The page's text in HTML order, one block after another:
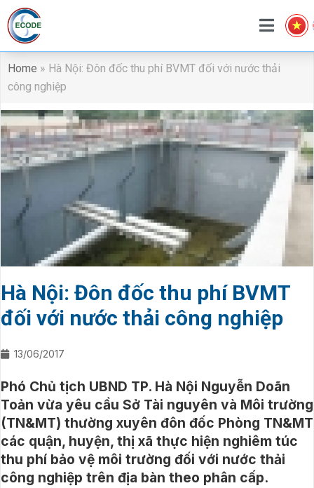
Home » Hà Nội: Đôn đốc thu phí BVMT đối với nước thải
công nghiệp
Hà Nội: Đôn đốc thu phí BVMT
đối với nước thải công nghiệp
13/06/2017
Phó Chủ tịch UBND TP. Hà Nội Nguyễn Doãn
Toản vừa yêu cầu Sở Tài nguyên và Môi trường
(TN&MT) thường xuyên đôn đốc Phòng TN&MT
các quận, huyện, thị xã thực hiện nghiêm túc
thu phí bảo vệ môi trường đối với nước thải
công nghiệp trên địa bàn theo phân cấp.